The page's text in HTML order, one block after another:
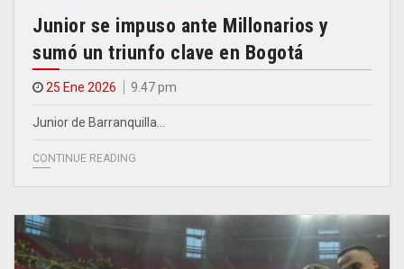
Junior se impuso ante Millonarios y
sumó un triunfo clave en Bogotá
25 Ene 2026 9.47 pm
Junior de Barranquilla…
CONTINUE READING